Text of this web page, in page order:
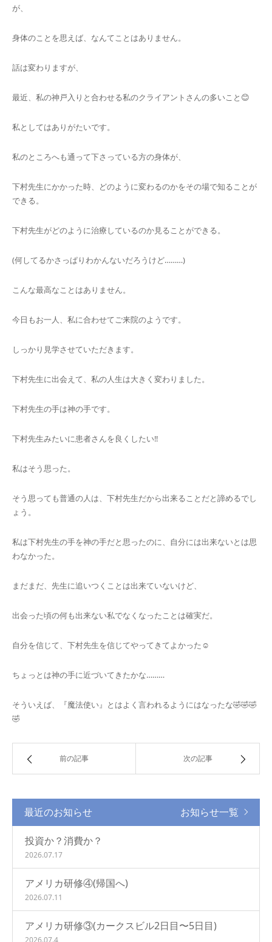
が、
身体のことを思えば、なんてことはありません。
話は変わりますが、
最近、私の神戸入りと合わせる私のクライアントさんの多いこと😊
私としてはありがたいです。
私のところへも通って下さっている方の身体が、
下村先生にかかった時、どのように変わるのかをその場で知ることが
できる。
下村先生がどのように治療しているのか見ることができる。
(何してるかさっぱりわかんないだろうけど………)
こんな最高なことはありません。
今日もお一人、私に合わせてご来院のようです。
しっかり見学させていただきます。
下村先生に出会えて、私の人生は大きく変わりました。
下村先生の手は神の手です。
下村先生みたいに患者さんを良くしたい‼️
私はそう思った。
そう思っても普通の人は、下村先生だから出来ることだと諦めるでし
ょう。
私は下村先生の手を神の手だと思ったのに、自分には出来ないとは思
わなかった。
まだまだ、先生に追いつくことは出来ていないけど、
出会った頃の何も出来ない私でなくなったことは確実だ。
自分を信じて、下村先生を信じてやってきてよかった☺️
ちょっとは神の手に近づいてきたかな………
そういえば、『魔法使い』とはよく言われるようにはなったな🤣🤣🤣
🤣
前の記事 次の記事
最近のお知らせ お知らせ一覧
投資か？消費か？
2026.07.17
アメリカ研修④(帰国へ)
2026.07.11
アメリカ研修③(カークスビル2日目〜5日目)
2026.07.4